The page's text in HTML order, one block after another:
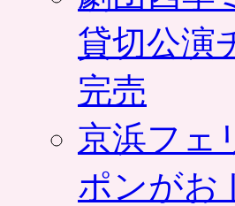
貸切公演
完売
京浜フェ
ポンがお